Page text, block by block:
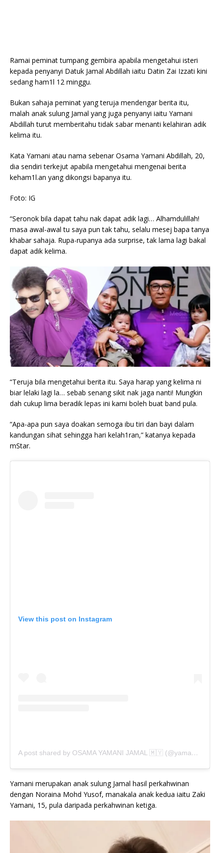
Ramai peminat tumpang gembira apabila mengetahui isteri
kepada penyanyi Datuk Jamal Abdillah iaitu Datin Zai Izzati kini
sedang ham1l 12 minggu.
Bukan sahaja peminat yang teruja mendengar berita itu,
malah anak sulung Jamal yang juga penyanyi iaitu Yamani
Abdillah turut memberitahu tidak sabar menanti kelahiran adik
kelima itu.
Kata Yamani atau nama sebenar Osama Yamani Abdillah, 20,
dia sendiri terkejut apabila mengetahui mengenai berita
keham1l.an yang dikongsi bapanya itu.
Foto: IG
“Seronok bila dapat tahu nak dapat adik lagi… Alhamdulillah!
masa awal-awal tu saya pun tak tahu, selalu mesej bapa tanya
khabar sahaja. Rupa-rupanya ada surprise, tak lama lagi bakal
dapat adik kelima.
“Teruja bila mengetahui berita itu. Saya harap yang kelima ni
biar lelaki lagi la… sebab senang sikit nak jaga nanti! Mungkin
dah cukup lima beradik lepas ini kami boleh buat band pula.
“Apa-apa pun saya doakan semoga ibu tiri dan bayi dalam
kandungan sihat sehingga hari kelah1ran,” katanya kepada
mStar.
View this post on Instagram
A post shared by OSAMA YAMANI JAMAL 🇲🇾 (@yamaniabdillah)
Yamani merupakan anak sulung Jamal hasil perkahwinan
dengan Noraina Mohd Yusof, manakala anak kedua iaitu Zaki
Yamani, 15, pula daripada perkahwinan ketiga.